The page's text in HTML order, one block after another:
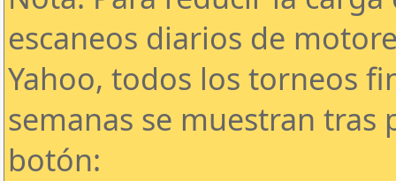
escaneos diarios de
Yahoo, todos los torneos
semanas se muestran tras
botón: